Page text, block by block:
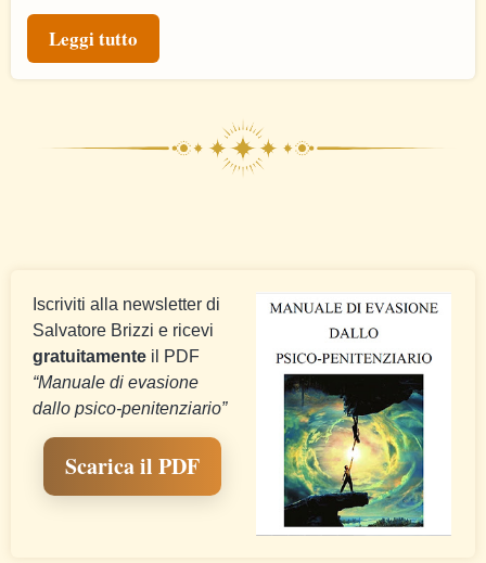
Leggi tutto
Iscriviti alla newsletter di
Salvatore Brizzi e ricevi
gratuitamente il PDF
“Manuale di evasione
dallo psico-penitenziario”
Scarica il PDF